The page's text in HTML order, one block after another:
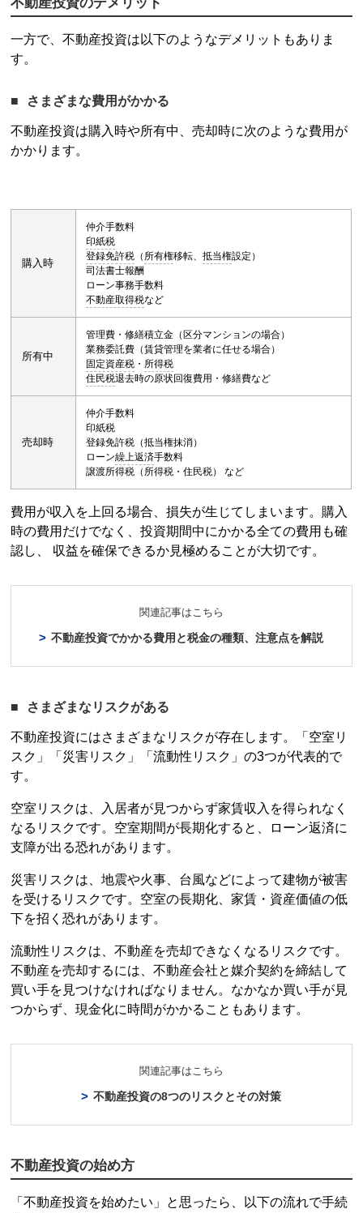
一方で、不動産投資は以下のようなデメリットもありま
す。
さまざまな費用がかかる
不動産投資は購入時や所有中、売却時に次のような費用が
かかります。
購入時
仲介手数料
印紙税
登録免許税 （ 所有権移転、抵当権設定）
司法書士報酬
ローン事務手数料
不動産取得税など
所有中
管理費・修繕積立金（区分マンションの場合）
業務委託費（賃貸管理を業者に任せる場合）
固定資産税 ・ 所得税
住民税退去時の原状回復費用・修繕費など
売却時
仲介手数料
印紙税
登録免許税 （抵当権抹消）
ローン繰上返済手数料
譲渡所得税 （ 所得税 ・住民税） など
費用が収入を上回る場合、損失が生じてしまいます。購入
時の費用だけでなく、投資期間中にかかる全ての費用も確
認し、 収益を確保できるか見極めることが大切です。
関連記事はこちら
不動産投資でかかる費用と税金の種類、注意点を解説
さまざまなリスクがある
不動産投資にはさまざまなリスクが存在します。「空室リ
スク」「災害リスク」「流動性リスク」の3つが代表的で
す。
空室リスクは、入居者が見つからず家賃収入を得られなく
なるリスクです。空室期間が長期化すると、ローン返済に
支障が出る恐れがあります。
災害リスクは、地震や火事、台風などによって建物が被害
を受けるリスクです。空室の長期化、家賃・資産価値の低
下を招く恐れがあります。
流動性リスクは、不動産を売却できなくなるリスクです。
不動産を売却するには、不動産会社と媒介契約を締結して
買い手を見つけなければなりません。なかなか買い手が見
つからず、現金化に時間がかかることもあります。
関連記事はこちら
不動産投資の8つのリスクとその対策
不動産投資の始め方
「不動産投資を始めたい」と思ったら、以下の流れで手続